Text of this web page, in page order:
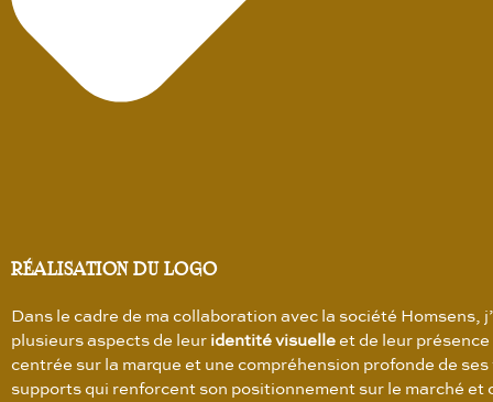
RÉALISATION DU LOGO
Dans le cadre de ma collaboration avec la société Homsens,
plusieurs aspects de leuridentité visuelleet de leur
centrée sur la marque et une compréhension profonde de
supports qui renforcent son positionnement sur le marché et